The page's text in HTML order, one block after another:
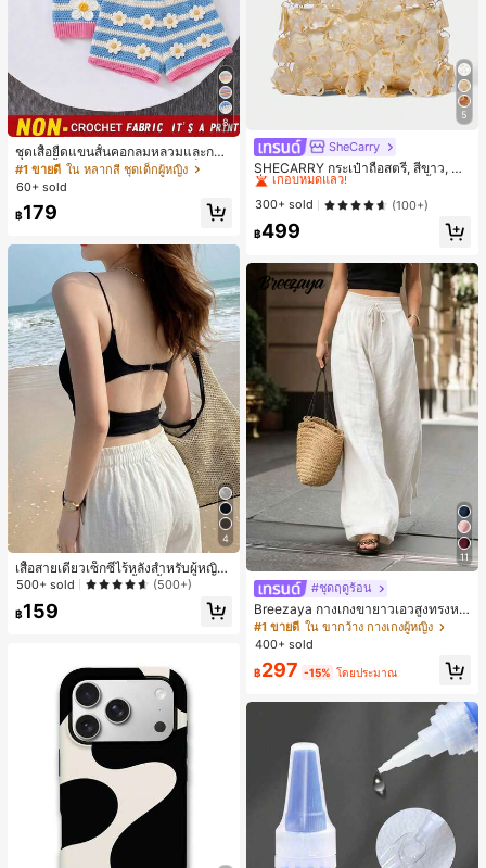
8
ชุดเสื้อยืดแขนสั้นคอกลมหลวมและกาง
เกงขาสั้นไบค์เกอร์รัดรูปสำหรับเด็กผู้ห
ญิง สไตล์มินิมอล เหมาะสำหรับฤดูใบไ
#1 ขายดี ใน หลากสี ชุดเด็กผู้หญิง
60+ sold
฿179
4
เสื้อสายเดี่ยวเซ็กซี่ไร้หลังสำหรับผู้หญิง
พร้อมบราแบบมีฟองน้ำ, เสื้อกล้ามแขน
500+ sold (500+)
฿159
5
SheCarry
SHECARRY กระเป๋าถือสตรี, สีขาว, แฟ
ชั่น, สง่างาม, วันหยุด, งานปาร์ตี้
#1 ขายดี
เกือบหมดแล้ว!
#1 ขายดี
เกือบหมดแล้ว!
#1 ขายดี
เกือบหมดแล้ว!
#1 ขายดี
ใน บรรยากาศฤดูร้อน กระเป๋าหูหิ้วด้านบนผู้หญิง
เกือบหมดแล้ว!
300+ sold (100+)
฿499
11
#ชุดฤดูร้อน
Breezaya กางเกงขายาวเอวสูงทรงหล
วมขาบานสำหรับผู้หญิง สีขาวเรียบหรูส
ไตล์ชิค เหมาะสำหรับใส่เที่ยวทะเล วันห
ยโอกาสในชีวิตประจำวัน
#1 ขายดี ใน ขากว้าง กางเกงผู้หญิง
400+ sold
฿297 -15% โดยประมาณ